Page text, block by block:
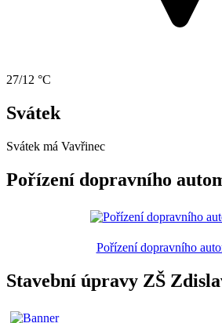
27/12 °C
Svátek
Svátek má Vavřinec
Pořízení dopravního
Pořízení dopravního
Stavební úpravy ZŠ